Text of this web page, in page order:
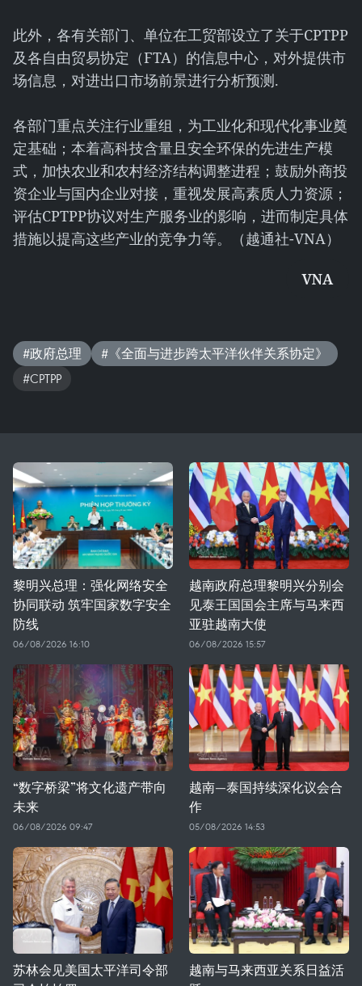
此外，各有关部门、单位在工贸部设立了关于CPTPP
及各自由贸易协定（FTA）的信息中心，对外提供市
场信息，对进出口市场前景进行分析预测.
各部门重点关注行业重组，为工业化和现代化事业奠
定基础；本着高科技含量且安全环保的先进生产模
式，加快农业和农村经济结构调整进程；鼓励外商投
资企业与国内企业对接，重视发展高素质人力资源；
评估CPTPP协议对生产服务业的影响，进而制定具体
措施以提高这些产业的竞争力等。（越通社-VNA）
VNA
#政府总理
#《全面与进步跨太平洋伙伴关系协定》
#CPTPP
黎明兴总理：强化网络安全
协同联动 筑牢国家数字安全
防线
06/08/2026 16:10
越南政府总理黎明兴分别会
见泰王国国会主席与马来西
亚驻越南大使
06/08/2026 15:57
“数字桥梁”将文化遗产带向
未来
06/08/2026 09:47
越南—泰国持续深化议会合
作
05/08/2026 14:53
苏林会见美国太平洋司令部
越南与马来西亚关系日益活